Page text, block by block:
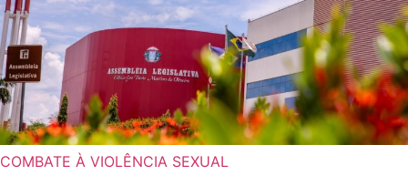
COMBATE À VIOLÊNCIA SEXUAL